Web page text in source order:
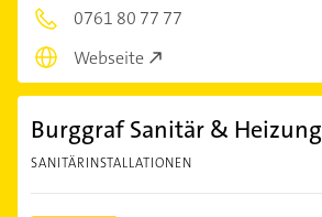
0761 80 77 77
Webseite
Burggraf Sanitär & Heizung
SANITÄRINSTALLATIONEN